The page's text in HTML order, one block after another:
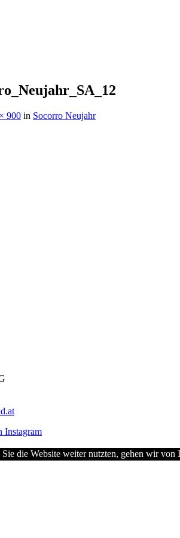
900 in Socorro Neujahr
die Website weiter nutzten, gehen wir von